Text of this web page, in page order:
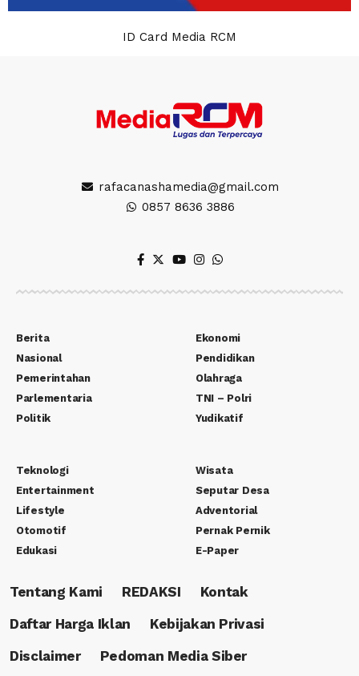
ID Card Media RCM
rafacanashamedia@gmail.com
0857 8636 3886
Berita
Nasional
Pemerintahan
Parlementaria
Politik
Ekonomi
Pendidikan
Olahraga
TNI – Polri
Yudikatif
Teknologi
Entertainment
Lifestyle
Otomotif
Edukasi
Wisata
Seputar Desa
Adventorial
Pernak Pernik
E-Paper
Tentang Kami REDAKSI
Kontak
Daftar Harga Iklan
Kebijakan Privasi
Disclaimer
Pedoman Media Siber